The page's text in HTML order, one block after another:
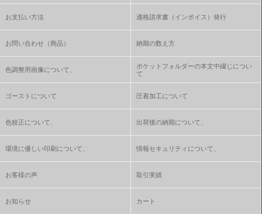
お支払い方法 適格請求書（インボイス）発行
お問い合わせ（商品） 納期の数え方
色調整用画像について、
ポケットフォルダーの本文中綴じについ
て
ゴーストについて 圧着加工について
色校正について、 出荷後の納期について、
環境に優しい印刷について、 情報セキュリティについて、
お客様の声 取引実績
お知らせ カート